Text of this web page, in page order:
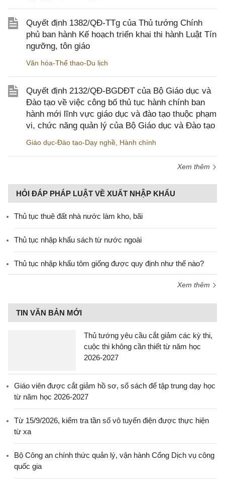
Quyết định 1382/QĐ-TTg của Thủ tướng Chính
phủ ban hành Kế hoạch triển khai thi hành Luật Tín
ngưỡng, tôn giáo
Văn hóa-Thể thao-Du lịch
Quyết định 2132/QĐ-BGDĐT của Bộ Giáo dục và
Đào tạo về việc công bố thủ tục hành chính ban
hành mới lĩnh vực giáo dục và đào tạo thuộc phạm
vi, chức năng quản lý của Bộ Giáo dục và Đào tạo
Giáo dục-Đào tạo-Dạy nghề Hành chính
Xem thêm
HỎI ĐÁP PHÁP LUẬT VỀ XUẤT NHẬP KHẨU
Thủ tục thuê đất nhà nước làm kho, bãi
Thủ tục nhập khẩu sách từ nước ngoài
Thủ tục nhập khẩu tôm giống được quy định như thế nào?
Xem thêm
TIN VĂN BẢN MỚI
Thủ tướng yêu cầu cắt giảm các kỳ thi,
cuộc thi không cần thiết từ năm học
2026-2027
Giáo viên được cắt giảm hồ sơ, sổ sách để tập trung dạy học
từ năm học 2026-2027
Từ 15/9/2026, kiểm tra tần số vô tuyến điện được thực hiện
từ xa
Bộ Công an chính thức quản lý, vận hành Cổng Dịch vụ công
quốc gia